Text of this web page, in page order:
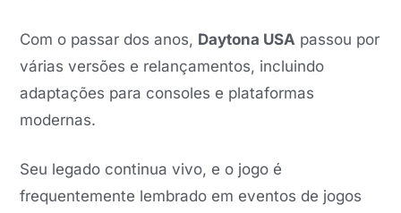
Com o passar dos anos, Daytona USA passou por
várias versões e relançamentos, incluindo
adaptações para consoles e plataformas
modernas.
Seu legado continua vivo, e o jogo é
frequentemente lembrado em eventos de jogos